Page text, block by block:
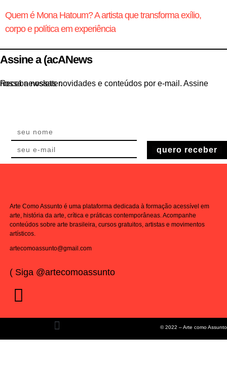
Quem é Mona Hatoum? A artista que transforma exílio,
corpo e política em experiência
Assine a (acANews
Receba nossas novidades e conteúdos por e-mail. Assine nossa newsletter.
quero receber
Arte Como Assunto é uma plataforma dedicada à formação acessível em
arte, história da arte, crítica e práticas contemporâneas. Acompanhe
conteúdos sobre arte brasileira, cursos gratuitos, artistas e movimentos
artísticos.
artecomoassunto@gmail.com
( Siga @artecomoassunto
© 2022 – Arte como Assunto